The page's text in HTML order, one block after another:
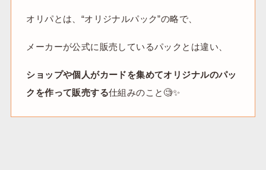
オリパとは、“オリジナルパック”の略で、
メーカーが公式に販売しているパックとは違い、
ショップや個人がカードを集めてオリジナルのパッ
クを作って販売する仕組みのこと🧐✨